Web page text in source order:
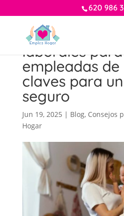
620 986
Prevención de
laborales para
empleadas de
claves para
seguro
Jun 19, 2025 | Blog, Consejos
Hogar